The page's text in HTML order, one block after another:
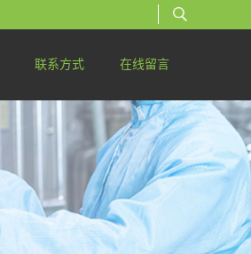
联系方式 在线留言